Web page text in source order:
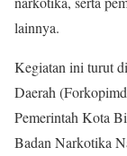
lainnya.
Kegiatan ini turut
Daerah
Pemerintah Kota
Badan Narkotika